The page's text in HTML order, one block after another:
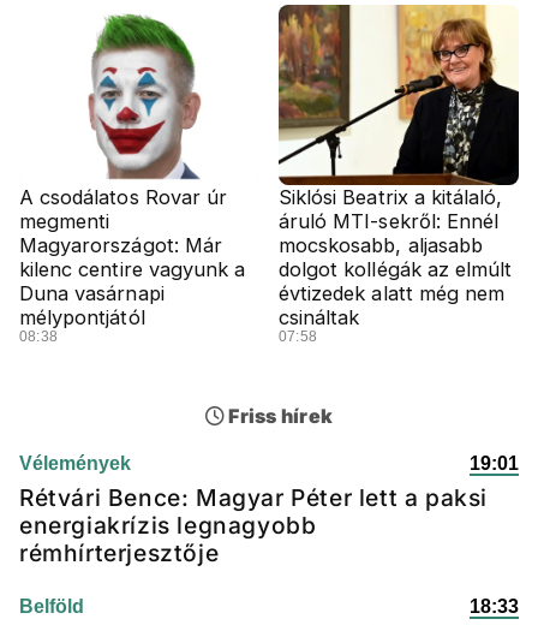
A csodálatos Rovar úr
megmenti
Magyarországot: Már
kilenc centire vagyunk a
Duna vasárnapi
mélypontjától
08:38
Siklósi Beatrix a kitálaló,
áruló MTI-sekről: Ennél
mocskosabb, aljasabb
dolgot kollégák az elmúlt
évtizedek alatt még nem
csináltak
07:58
Friss hírek
Vélemények 19:01
Rétvári Bence: Magyar Péter lett a paksi
energiakrízis legnagyobb
rémhírterjesztője
Belföld 18:33